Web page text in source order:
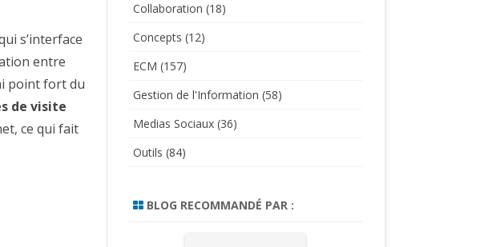
s’interface
entre
point fort du
de visite
ce qui fait
Collaboration (18)
Concepts (12)
ECM (157)
Gestion de l'Information (58)
Medias Sociaux(36)
Outils (84)
BLOG RECOMMANDÉ PAR :